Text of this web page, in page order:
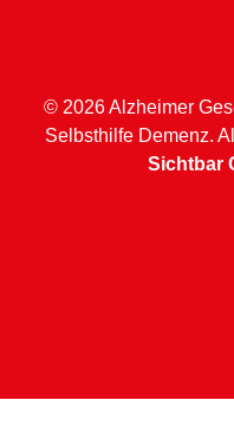
© 2026 Alzheimer
Selbsthilfe Demenz.
Sichtbar